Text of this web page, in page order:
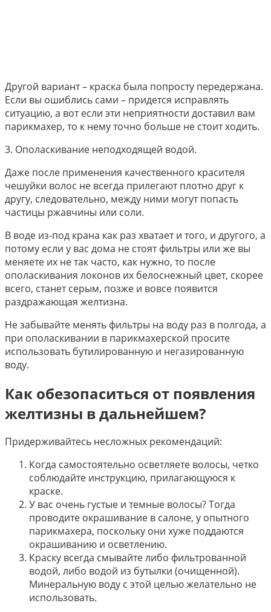
Другой вариант – краска была попросту передержана.
Если вы ошиблись сами – придется исправлять
ситуацию, а вот если эти неприятности доставил вам
парикмахер, то к нему точно больше не стоит ходить.
3. Ополаскивание неподходящей водой.
Даже после применения качественного красителя
чешуйки волос не всегда прилегают плотно друг к
другу, следовательно, между ними могут попасть
частицы ржавчины или соли.
В воде из-под крана как раз хватает и того, и другого, а
потому если у вас дома не стоят фильтры или же вы
меняете их не так часто, как нужно, то после
ополаскивания локонов их белоснежный цвет, скорее
всего, станет серым, позже и вовсе появится
раздражающая желтизна.
Не забывайте менять фильтры на воду раз в полгода, а
при ополаскивании в парикмахерской просите
использовать бутилированную и негазированную
воду.
Как обезопаситься от появления
желтизны в дальнейшем?
Придерживайтесь несложных рекомендаций:
Когда самостоятельно осветляете волосы, четко
соблюдайте инструкцию, прилагающуюся к
краске.
У вас очень густые и темные волосы? Тогда
проводите окрашивание в салоне, у опытного
парикмахера, поскольку они хуже поддаются
окрашиванию и осветлению.
Краску всегда смывайте либо фильтрованной
водой, либо водой из бутылки (очищенной).
Минеральную воду с этой целью желательно не
использовать.